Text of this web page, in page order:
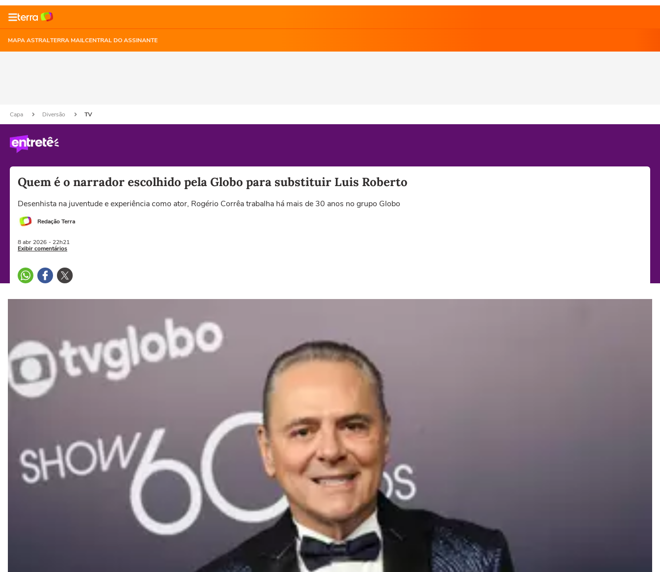
MAPA ASTRALTERRA MAILCENTRAL DO ASSINANTE
Capa Diversão TV
Quem é o narrador escolhido pela Globo para substituir Luis Roberto
Desenhista na juventude e experiência como ator, Rogério Corrêa trabalha há mais de 30 anos no grupo Globo
Redação Terra
8 abr 2026 - 22h21
Exibir comentários